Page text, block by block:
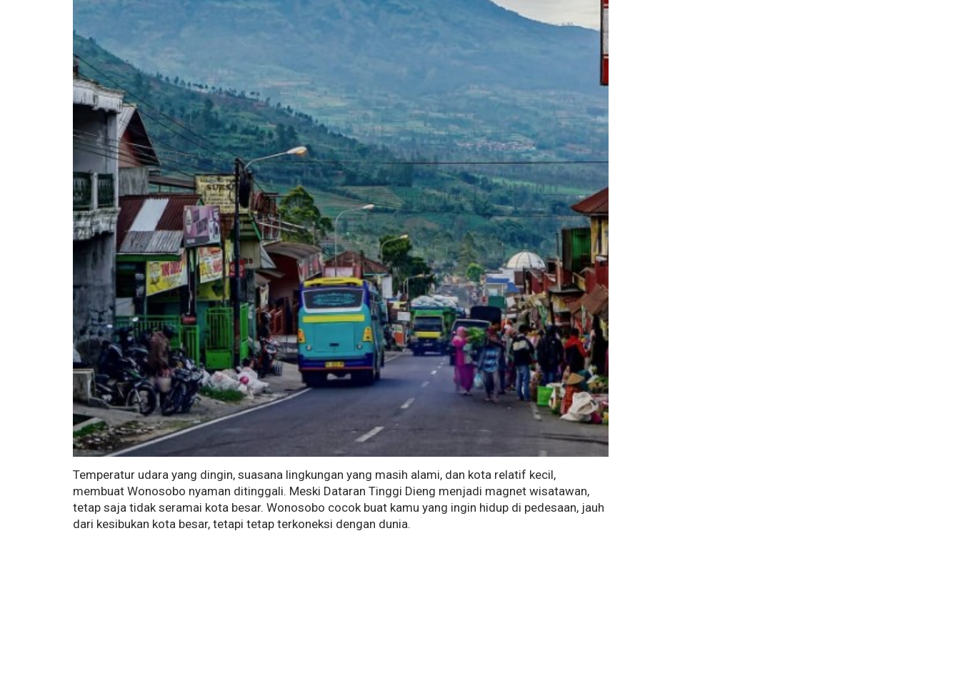
Temperatur udara yang dingin, suasana lingkungan yang masih alami, dan kota relatif kecil,
membuat Wonosobo nyaman ditinggali. Meski Dataran Tinggi Dieng menjadi magnet wisatawan,
tetap saja tidak seramai kota besar. Wonosobo cocok buat kamu yang ingin hidup di pedesaan, jauh
dari kesibukan kota besar, tetapi tetap terkoneksi dengan dunia.